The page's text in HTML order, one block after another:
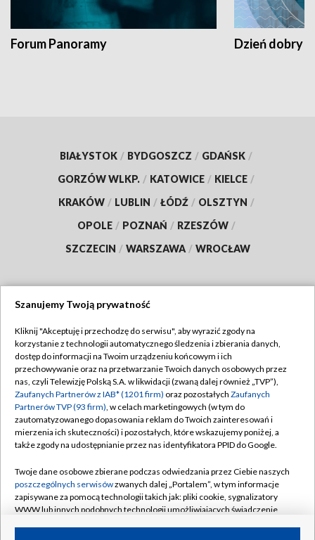
Forum Panoramy Dzień dobry
BIAŁYSTOK / BYDGOSZCZ / GDAŃSK /
GORZÓW WLKP. / KATOWICE / KIELCE /
KRAKÓW / LUBLIN / ŁÓDŹ / OLSZTYN /
OPOLE / POZNAŃ / RZESZÓW /
SZCZECIN / WARSZAWA / WROCŁAW
TVP
Abonament TVP
Emisja w TVP
Centrum informacji TVP
Naziemna Telewizja Cyfrowa
Rada Programowa
System NOS
Informacje o nadawcy
Regulamin TVP
Polityka prywatności
Moje zgody
Pomoc
Kontakt
Kanały
Szanujemy Twoją prywatność
Kliknij "Akceptuję i przechodzę do serwisu", aby wyrazić zgody na
korzystanie z technologii automatycznego śledzenia i zbierania danych,
dostęp do informacji na Twoim urządzeniu końcowym i ich
przechowywanie oraz na przetwarzanie Twoich danych osobowych przez
nas, czyli Telewizję Polską S.A. w likwidacji (zwaną dalej również „TVP”),
Zaufanych Partnerów z IAB* (1201 firm) oraz pozostałych Zaufanych
Partnerów TVP (93 firm), w celach marketingowych (w tym do
zautomatyzowanego dopasowania reklam do Twoich zainteresowań i
mierzenia ich skuteczności) i pozostałych, które wskazujemy poniżej, a
także zgody na udostępnianie przez nas identyfikatora PPID do Google.
Twoje dane osobowe zbierane podczas odwiedzania przez Ciebie naszych
poszczególnych serwisówzwanych dalej „Portalem”, w tym informacje
zapisywane za pomocą technologii takich jak: pliki cookie, sygnalizatory
WWW lub innych podobnych technologii umożliwiających świadczenie